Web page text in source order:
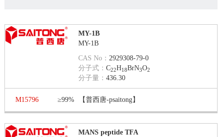
MY-1B
MY-1B
CAS No：2929308-79-0
分子式：C22H18BrN3O2
分子量：436.30
M15796 ≥99% 【普西唐-psaitong】
MANS peptide TFA